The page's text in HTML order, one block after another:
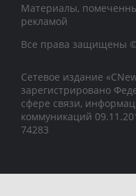
Материалы,
рекламой
Все права защищены ©
Сетевое издание
зарегистрировано
сфере связи,
коммуникаций
74283